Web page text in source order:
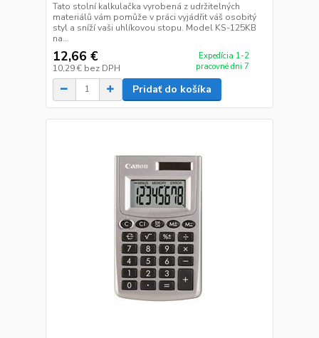
Tato stolní kalkulačka vyrobená z udržitelných
materiálů vám pomůže v práci vyjádřit váš osobitý
styl a sníží vaši uhlíkovou stopu. Model KS-125KB
na...
12,66 €
10,29 € bez DPH
Expedícia 1-2
pracovné dni 7
Pridať do košíka